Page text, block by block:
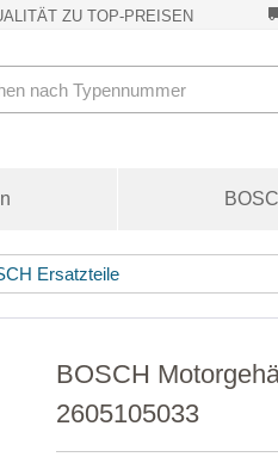
ZU TOP-PREISEN
Ersatzteile
BOSCH
2605105033